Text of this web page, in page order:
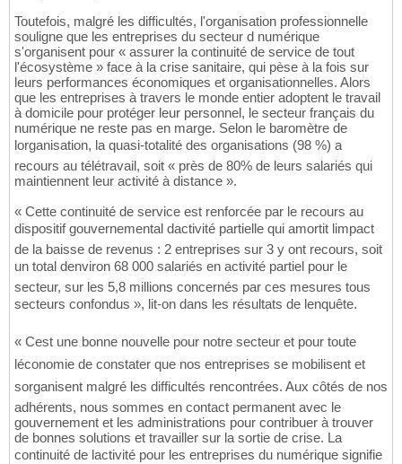
Toutefois, malgré les difficultés, l'organisation professionnelle
souligne que les entreprises du secteur d numérique
s'organisent pour « assurer la continuité de service de tout
l'écosystème » face à la crise sanitaire, qui pèse à la fois sur
leurs performances économiques et organisationnelles. Alors
que les entreprises à travers le monde entier adoptent le travail
à domicile pour protéger leur personnel, le secteur français du
numérique ne reste pas en marge. Selon le baromètre de
lorganisation, la quasi-totalité des organisations (98 %) a
recours au télétravail, soit « près de 80% de leurs salariés qui
maintiennent leur activité à distance ».
« Cette continuité de service est renforcée par le recours au
dispositif gouvernemental dactivité partielle qui amortit limpact
de la baisse de revenus : 2 entreprises sur 3 y ont recours, soit
un total denviron 68 000 salariés en activité partiel pour le
secteur, sur les 5,8 millions concernés par ces mesures tous
secteurs confondus », lit-on dans les résultats de lenquête.
« Cest une bonne nouvelle pour notre secteur et pour toute
léconomie de constater que nos entreprises se mobilisent et
sorganisent malgré les difficultés rencontrées. Aux côtés de nos
adhérents, nous sommes en contact permanent avec le
gouvernement et les administrations pour contribuer à trouver
de bonnes solutions et travailler sur la sortie de crise. La
continuité de lactivité pour les entreprises du numérique signifie